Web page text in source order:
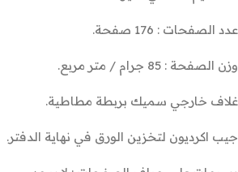
عدد الصفحات : 176 صفحة.
وزن الصفحة : 85 جرام / متر مربع.
غلاف خارجي سميك بربطة مطاطية.
جيب اكرديون لتخزين الورق في نهاية الدفتر.